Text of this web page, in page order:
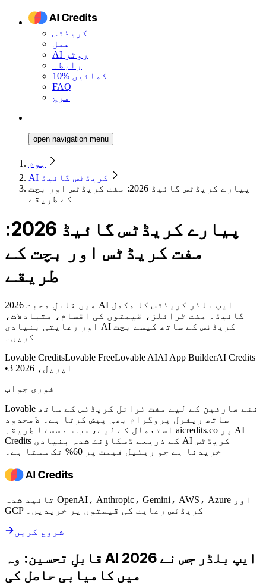
کریڈٹس
عمل
AI روٹر
رابطہ
10% کمائیں
FAQ
مرچ
open navigation menu
ہوم
AI کریڈٹس گائیڈ
پیارے کریڈٹس گائیڈ 2026: مفت کریڈٹس اور بچت
کے طریقے
پیارے کریڈٹس گائیڈ 2026:
مفت کریڈٹس اور بچت کے
طریقے
2026 میں قابلِ محبت AI ایپ بلڈر کریڈٹس کا مکمل
گائیڈ۔ مفت ٹرائلز، قیمتوں کی اقسام، متبادلات،
اور رعایتی بنیادی AI کریڈٹس کے ساتھ کیسے بچت
کریں۔
Lovable CreditsLovable FreeLovable AIAI App BuilderAI Credits
•
3 اپریل، 2026
فوری جواب
Lovable نئے صارفین کے لیے مفت ٹرائل کریڈٹس کے ساتھ
ساتھ ریفرل پروگرام بھی پیش کرتا ہے۔ لامحدود
استعمال کے لیے، سب سے سستا طریقہ aicredits.co پر AI
Credits کے ذریعے ڈسکاؤنٹ شدہ بنیادی AI کریڈٹس
خریدنا ہے جو ریٹیل قیمت پر 60% تک سستا ہے۔
تائید شدہ OpenAI، Anthropic، Gemini، AWS، Azure اور
GCP کریڈٹس رعایت کی قیمتوں پر خریدیں۔
شروع کریں
قابلِ تحسین: وہ AI ایپ بلڈر جس نے 2026
میں کامیابی حاصل کی